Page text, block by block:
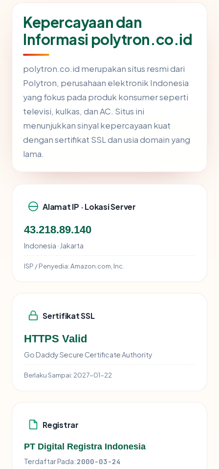
Kepercayaan dan
Informasi polytron.co.id
polytron.co.id merupakan situs resmi dari
Polytron, perusahaan elektronik Indonesia
yang fokus pada produk konsumer seperti
televisi, kulkas, dan AC. Situs ini
menunjukkan sinyal kepercayaan kuat
dengan sertifikat SSL dan usia domain yang
lama.
Alamat IP · Lokasi Server
43.218.89.140
Indonesia · Jakarta
ISP / Penyedia:Amazon.com, Inc.
Sertifikat SSL
HTTPS Valid
Go Daddy Secure Certificate Authority
Berlaku Sampai: 2027-01-22
Registrar
PT Digital Registra Indonesia
Terdaftar Pada: 2000-03-24